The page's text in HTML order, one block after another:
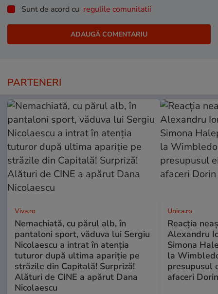
Sunt de acord cu regulile comunitatii
PARTENERI
Viva.ro
Nemachiată, cu părul alb, în
pantaloni sport, văduva lui Sergiu
Nicolaescu a intrat în atenția
tuturor după ultima apariție pe
străzile din Capitală! Surpriză!
Alături de CINE a apărut Dana
Nicolaescu
Unica.ro
Reacția
Alexandru
Simona
la
presupusul
afaceri